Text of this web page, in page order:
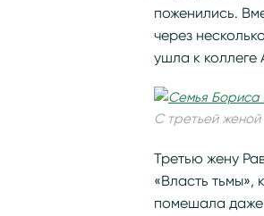
поженились.
через
ушла к коллеге
С третьей
Третью жену
«Власть тьмы»,
помешала даже